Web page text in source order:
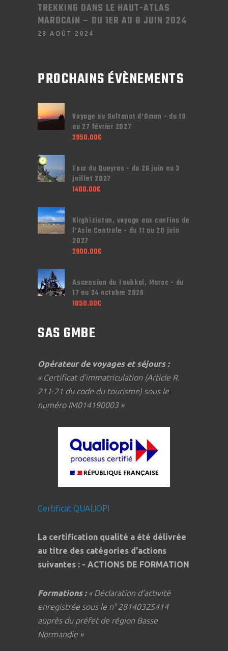
TREKKING DANS LE HAUT-ATLAS
MAROCAIN – DU 1ER AU 8 JUIN 2024
28 AOÛT 2024
PROCHAINS ÉVÈNEMENTS
Voyage au Sultanat d'Oman - du 19
au 27 février 2027
2950.00€
Tour du Queyras - du 26 juin au 3
juillet 2027
1400.00€
Kirghizistan, voyage aux confins de
l'Asie Centrale - du 11 au 20 juin
2027
2900.00€
Ascension du Toubkal, Maroc - du
17 au 24 octobre 2026
1850.00€
SAS GMBE
Opérateur de voyages et séjours :
« Certificat d'immatriculation (Article R.
211-21 du code du tourisme) sous le
numéro IM014190003 »
Certificat QUALIOPI
La certification qualité a été délivrée
au titre des catégories d'actions
suivantes : - ACTIONS DE FORMATION
Formations : « Déclaration d’activité
enregistrée sous le n° 28140325414
auprès du préfet de région Basse
Normandie »